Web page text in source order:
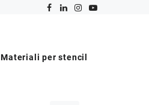
Materiali per stencil